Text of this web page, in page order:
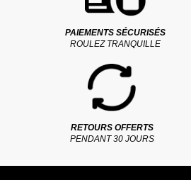
PAIEMENTS SÉCURISÉS
ROULEZ TRANQUILLE
RETOURS OFFERTS
PENDANT 30 JOURS